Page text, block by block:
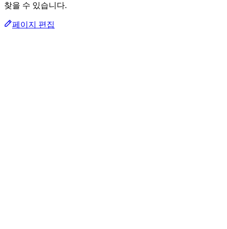
찾을 수 있습니다.
페이지 편집